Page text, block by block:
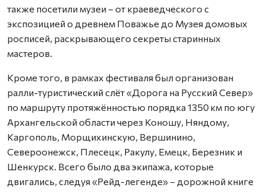
также посетили музеи – от краеведческого с
экспозицией о древнем Поважье до Музея домовых
росписей, раскрывающего секреты старинных
мастеров.
Кроме того, в рамках фестиваля был организован
ралли-туристический слёт «Дорога на Русский Север»
по маршруту протяжённостью порядка 1350 км по югу
Архангельской области через Коношу, Няндому,
Каргополь, Морщихинскую, Вершинино,
Североонежск, Плесецк, Ракулу, Емецк, Березник и
Шенкурск. Всего было два экипажа, которые
двигались, следуя «Рейд-легенде» – дорожной книге